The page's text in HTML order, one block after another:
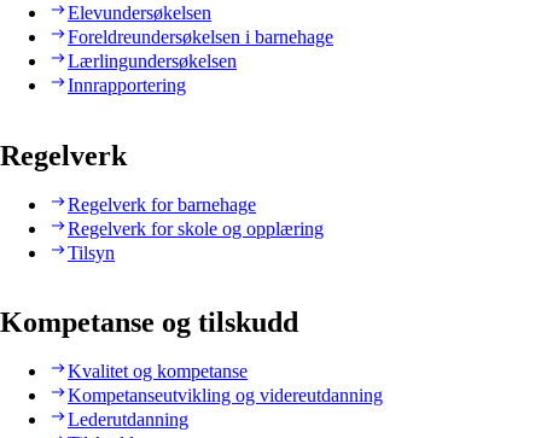
Elevundersøkelsen
Foreldreundersøkelsen i barnehage
Lærlingundersøkelsen
Innrapportering
Regelverk
Regelverk for barnehage
Regelverk for skole og opplæring
Tilsyn
Kompetanse og tilskudd
Kvalitet og kompetanse
Kompetanseutvikling og videreutdanning
Lederutdanning